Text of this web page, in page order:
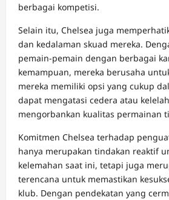
berbagai kompetisi.
Selain itu, Chelsea juga
dan kedalaman skuad mereka.
pemain-pemain dengan berbagai
kemampuan, mereka berusaha
mereka memiliki opsi yang cukup
dapat mengatasi cedera atau
mengorbankan kualitas permainan
Komitmen Chelsea terhadap
hanya merupakan tindakan reaktif
kelemahan saat ini, tetapi juga
terencana untuk memastikan
klub. Dengan pendekatan yang